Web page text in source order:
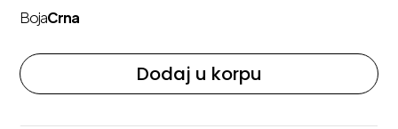
BojaCrna
Dodaj u korpu